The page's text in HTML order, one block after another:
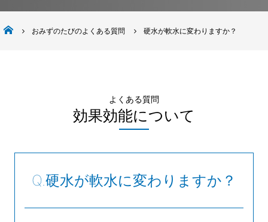
株式会社日本クリオ
おみずのたびのよくある質問 硬水が軟水に変わりますか？
よくある質問
効果効能について
硬水が軟水に変わりますか？